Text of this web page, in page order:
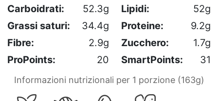
Carboidrati: 52.3g Lipidi:
52g
Grassi saturi:
34.4g Proteine:
9.2g
Fibre:
2.9g Zucchero:
1.7g
ProPoints:
20 SmartPoints: 31
Informazioni nutrizionali per 1 porzione (163g)